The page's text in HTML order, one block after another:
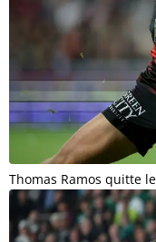
Thomas Ramos quitte